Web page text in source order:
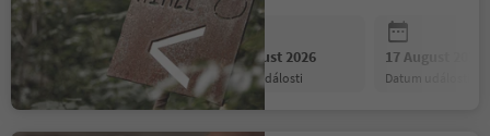
10 August 2026
datum události
17 August 2026
datum události